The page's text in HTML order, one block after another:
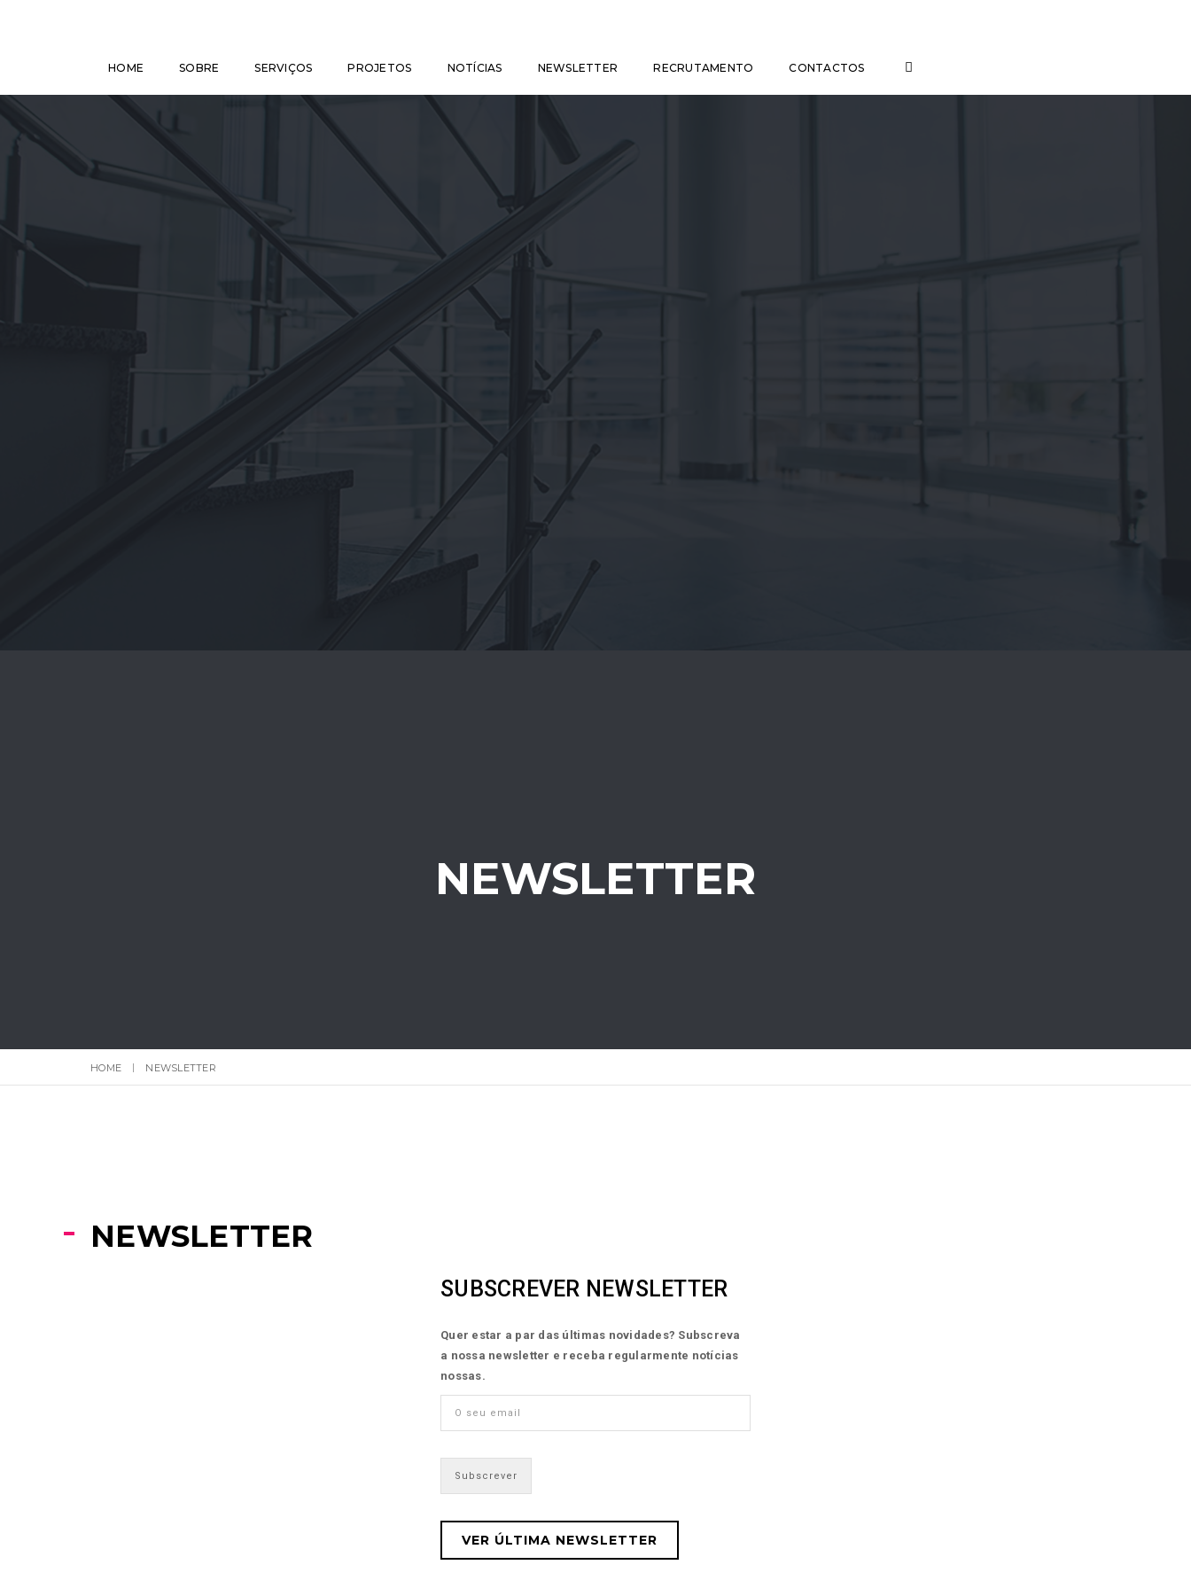
HOME SOBRE SERVIÇOS PROJETOS NOTÍCIAS NEWSLETTER RECRUTAMENTO CONTACTOS
NEWSLETTER
HOME NEWSLETTER
NEWSLETTER
SUBSCREVER NEWSLETTER
Quer estar a par das últimas novidades? Subscreva
a nossa newsletter e receba regularmente notícias
nossas.
VER ÚLTIMA NEWSLETTER